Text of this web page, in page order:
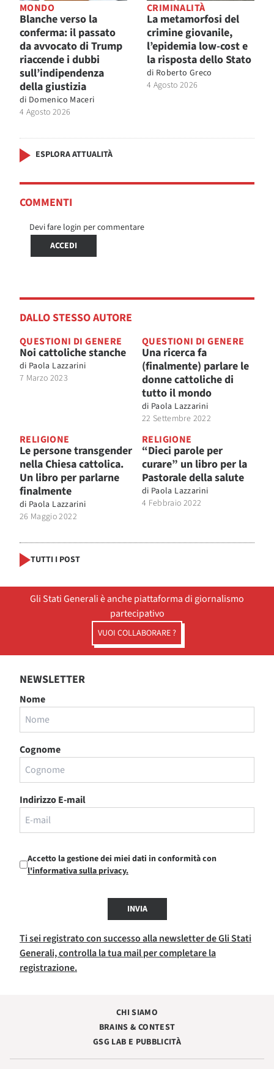
MONDO
Blanche verso la
conferma: il passato
da avvocato di Trump
riaccende i dubbi
sull’indipendenza
della giustizia
di Domenico Maceri
4 Agosto 2026
CRIMINALITÀ
La metamorfosi del
crimine giovanile,
l’epidemia low-cost e
la risposta dello Stato
di Roberto Greco
4 Agosto 2026
ESPLORA ATTUALITÀ
COMMENTI
Devi fare login per commentare
ACCEDI
DALLO STESSO AUTORE
QUESTIONI DI GENERE
Noi cattoliche stanche
di Paola Lazzarini
7 Marzo 2023
QUESTIONI DI GENERE
Una ricerca fa
(finalmente) parlare le
donne cattoliche di
tutto il mondo
di Paola Lazzarini
22 Settembre 2022
RELIGIONE
Le persone transgender
nella Chiesa cattolica.
Un libro per parlarne
finalmente
di Paola Lazzarini
26 Maggio 2022
RELIGIONE
“Dieci parole per
curare” un libro per la
Pastorale della salute
di Paola Lazzarini
4 Febbraio 2022
TUTTI I POST
Gli Stati Generali è anche piattaforma di giornalismo
partecipativo
VUOI COLLABORARE ?
NEWSLETTER
Nome
Cognome
Indirizzo E-mail
Accetto la gestione dei miei dati in conformità con
l'informativa sulla privacy.
INVIA
Ti sei registrato con successo alla newsletter de Gli Stati
Generali, controlla la tua mail per completare la
registrazione.
CHI SIAMO
BRAINS & CONTEST
GSG LAB E PUBBLICITÀ